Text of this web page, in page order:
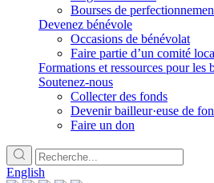
Bourses de
Devenez bénévole
Occasions de bénévolat
Faire partie d’un comité
Formations et ressources pour les
Soutenez-nous
Collecter des fonds
Devenir bailleur·euse de
Faire un don
English